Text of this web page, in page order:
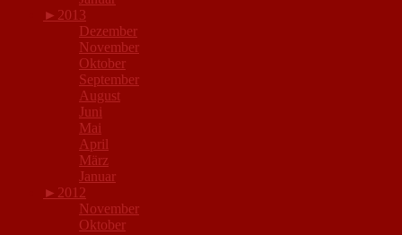
► 2013
Dezember
November
Oktober
September
August
Juni
Mai
April
März
Januar
► 2012
November
Oktober